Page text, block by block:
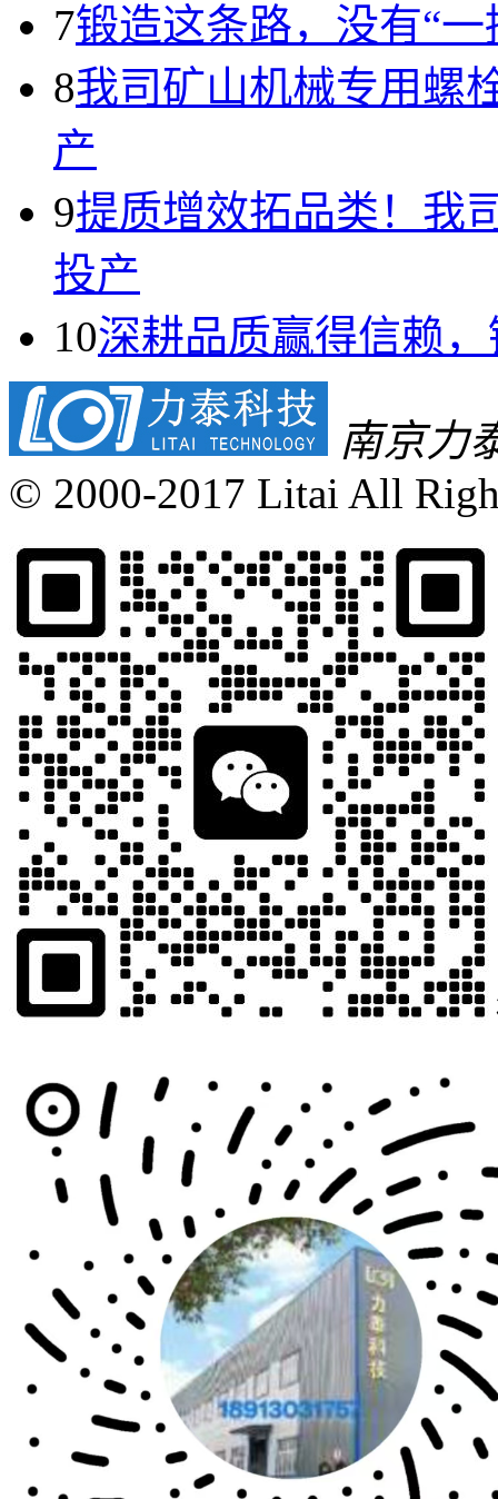
7锻造这条路，没有“
8我司矿山机械专用螺
产
9提质增效拓品类！我
投产
10深耕品质赢得信赖
南京力
© 2000-2017 Litai All